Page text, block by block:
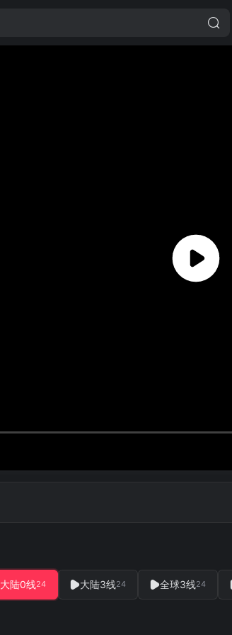
大陆0线24 大陆3线24 全球3线24